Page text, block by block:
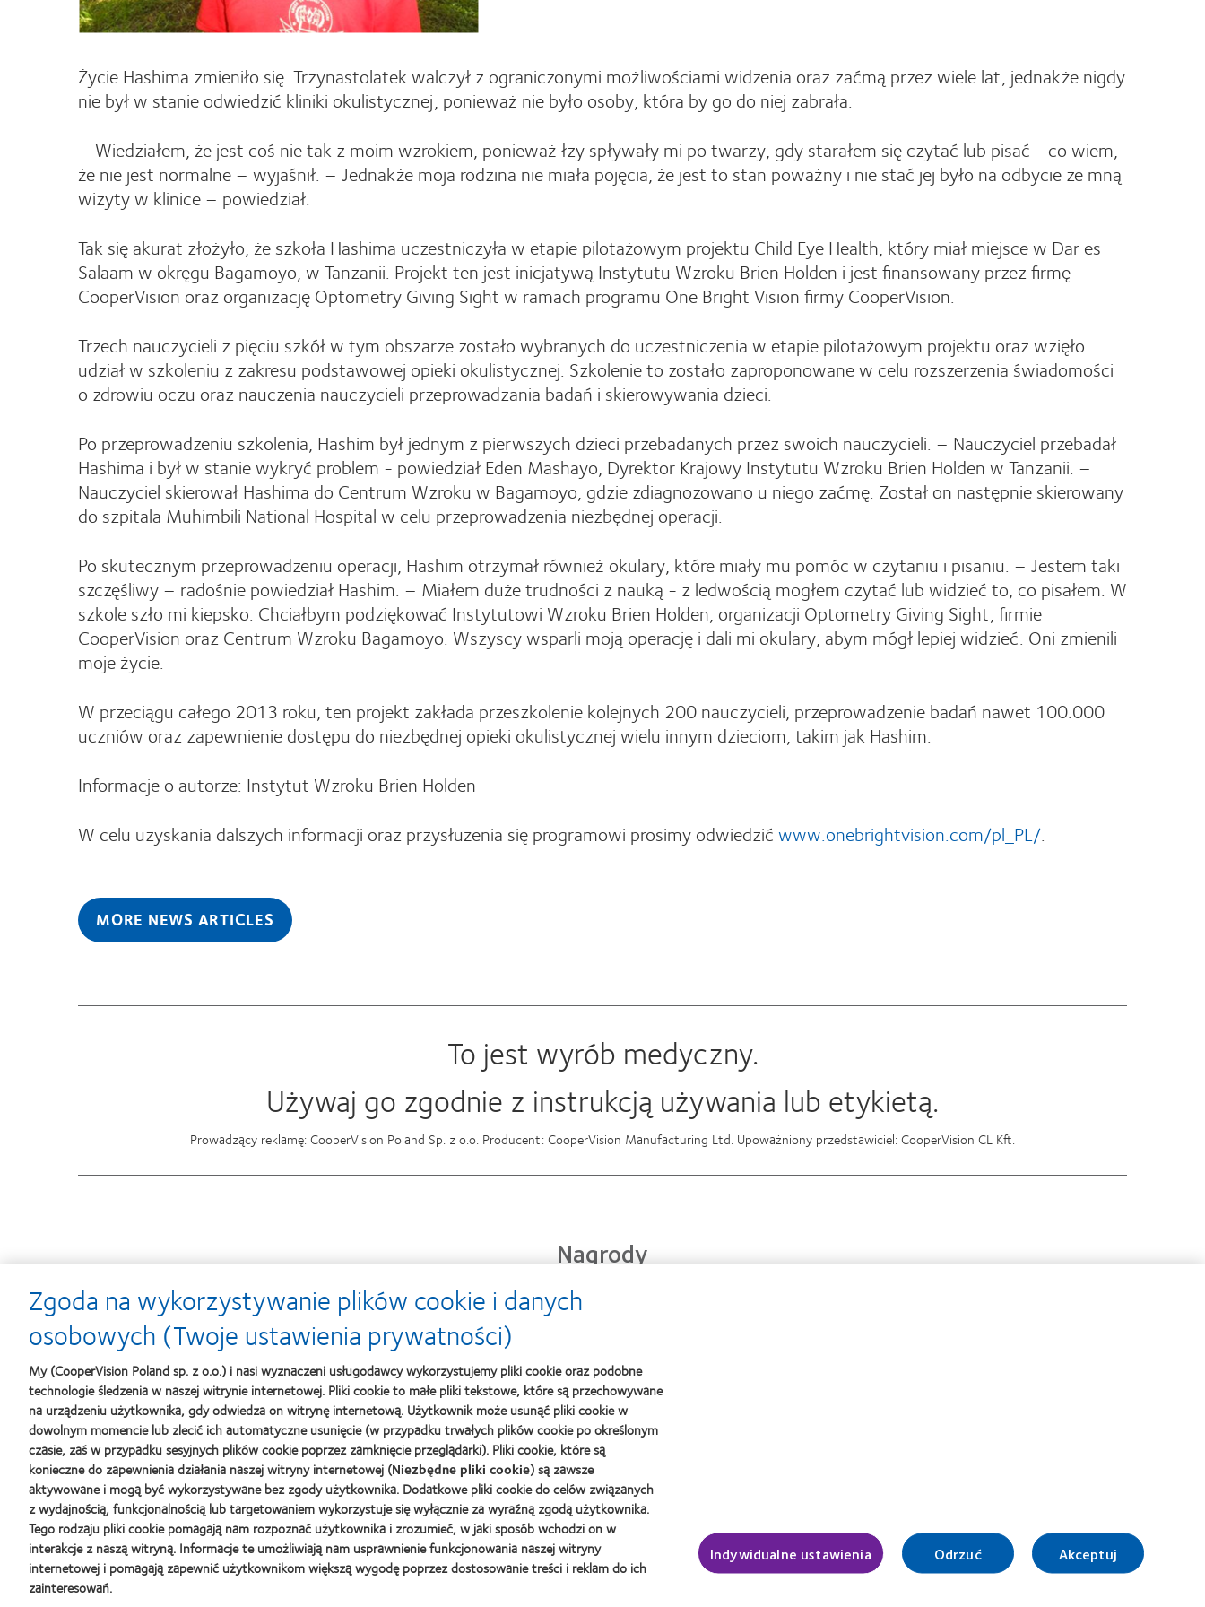
Życie Hashima zmieniło się. Trzynastolatek walczył z ograniczonymi możliwościami widzenia oraz zaćmą przez wiele lat, jednakże nigdy
nie był w stanie odwiedzić kliniki okulistycznej, ponieważ nie było osoby, która by go do niej zabrała.
– Wiedziałem, że jest coś nie tak z moim wzrokiem, ponieważ łzy spływały mi po twarzy, gdy starałem się czytać lub pisać - co wiem,
że nie jest normalne – wyjaśnił. – Jednakże moja rodzina nie miała pojęcia, że jest to stan poważny i nie stać jej było na odbycie ze mną
wizyty w klinice – powiedział.
Tak się akurat złożyło, że szkoła Hashima uczestniczyła w etapie pilotażowym projektu Child Eye Health, który miał miejsce w Dar es
Salaam w okręgu Bagamoyo, w Tanzanii. Projekt ten jest inicjatywą Instytutu Wzroku Brien Holden i jest finansowany przez firmę
CooperVision oraz organizację Optometry Giving Sight w ramach programu One Bright Vision firmy CooperVision.
Trzech nauczycieli z pięciu szkół w tym obszarze zostało wybranych do uczestniczenia w etapie pilotażowym projektu oraz wzięło
udział w szkoleniu z zakresu podstawowej opieki okulistycznej. Szkolenie to zostało zaproponowane w celu rozszerzenia świadomości
o zdrowiu oczu oraz nauczenia nauczycieli przeprowadzania badań i skierowywania dzieci.
Po przeprowadzeniu szkolenia, Hashim był jednym z pierwszych dzieci przebadanych przez swoich nauczycieli. – Nauczyciel przebadał
Hashima i był w stanie wykryć problem - powiedział Eden Mashayo, Dyrektor Krajowy Instytutu Wzroku Brien Holden w Tanzanii. –
Nauczyciel skierował Hashima do Centrum Wzroku w Bagamoyo, gdzie zdiagnozowano u niego zaćmę. Został on następnie skierowany
do szpitala Muhimbili National Hospital w celu przeprowadzenia niezbędnej operacji.
Po skutecznym przeprowadzeniu operacji, Hashim otrzymał również okulary, które miały mu pomóc w czytaniu i pisaniu. – Jestem taki
szczęśliwy – radośnie powiedział Hashim. – Miałem duże trudności z nauką - z ledwością mogłem czytać lub widzieć to, co pisałem. W
szkole szło mi kiepsko. Chciałbym podziękować Instytutowi Wzroku Brien Holden, organizacji Optometry Giving Sight, firmie
CooperVision oraz Centrum Wzroku Bagamoyo. Wszyscy wsparli moją operację i dali mi okulary, abym mógł lepiej widzieć. Oni zmienili
moje życie.
W przeciągu całego 2013 roku, ten projekt zakłada przeszkolenie kolejnych 200 nauczycieli, przeprowadzenie badań nawet 100.000
uczniów oraz zapewnienie dostępu do niezbędnej opieki okulistycznej wielu innym dzieciom, takim jak Hashim.
Informacje o autorze: Instytut Wzroku Brien Holden
W celu uzyskania dalszych informacji oraz przysłużenia się programowi prosimy odwiedzićwww.onebrightvision.com/pl_PL/.
MORE NEWS ARTICLES
To jest wyrób medyczny.
Używaj go zgodnie z instrukcją używania lub etykietą.
Prowadzący reklamę: CooperVision Poland Sp. z o.o. Producent: CooperVision Manufacturing Ltd. Upoważniony przedstawiciel: CooperVision CL Kft.
Nagrody
Learn
more
Soczewki
MyDay™
-
nagroda
dla
najlepszego
produktu
Silmo
d'Or
(2013)
Learn
more
about
Contact
Lens
Product
of
the
Year
(2013)
more
Best
Companies
for
Leaders
2010
i
2012
(2012)
about
2012
REBRAND
100®
Global
Award
(2012)
Nasze Produkty
Znajdź soczewki dla siebie
Technologia soczewek kontaktowych
Soczewki kontaktowe i wzrok
Nowy użytkownik
Doświadczony użytkownik
Wiadomości globalne
Polityka prywatności
Informacja o plikach cookie
Zgoda na wykorzystywanie plików cookie i danych
osobowych (Twoje ustawienia prywatności)
My (CooperVision Poland sp. z o.o.) i nasi wyznaczeni usługodawcy wykorzystujemy pliki cookie oraz podobne
technologie śledzenia w naszej witrynie internetowej. Pliki cookie to małe pliki tekstowe, które są przechowywane
na urządzeniu użytkownika, gdy odwiedza on witrynę internetową. Użytkownik może usunąć pliki cookie w
dowolnym momencie lub zlecić ich automatyczne usunięcie (w przypadku trwałych plików cookie po określonym
czasie, zaś w przypadku sesyjnych plików cookie poprzez zamknięcie przeglądarki). Pliki cookie, które są
konieczne do zapewnienia działania naszej witryny internetowej (Niezbędne pliki cookie) są zawsze
aktywowane i mogą być wykorzystywane bez zgody użytkownika. Dodatkowe pliki cookie do celów związanych
z wydajnością, funkcjonalnością lub targetowaniem wykorzystuje się wyłącznie za wyraźną zgodą użytkownika.
Tego rodzaju pliki cookie pomagają nam rozpoznać użytkownika i zrozumieć, w jaki sposób wchodzi on w
interakcje z naszą witryną. Informacje te umożliwiają nam usprawnienie funkcjonowania naszej witryny
internetowej i pomagają zapewnić użytkownikom większą wygodę poprzez dostosowanie treści i reklam do ich
zainteresowań.
Indywidualne ustawienia Odrzuć Akceptuj